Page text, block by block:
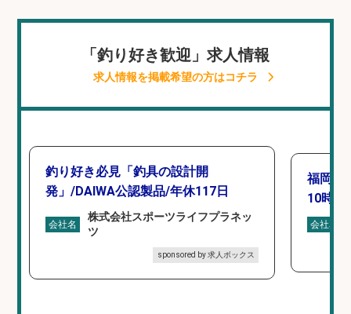
「釣り好き歓迎」求人情報
求人情報を掲載希望の方はコチラ
釣り好き必見「釣具の設計開
発」/DAIWA公認製品/年休117日
会社名
株式会社スポーツライフプラネッ
ツ
sponsored by 求人ボックス
福岡「
10時間
会社名